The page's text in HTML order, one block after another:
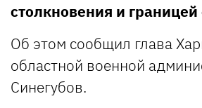
столкновения и
Об этом сообщил глава
областной военной
Синегубов.